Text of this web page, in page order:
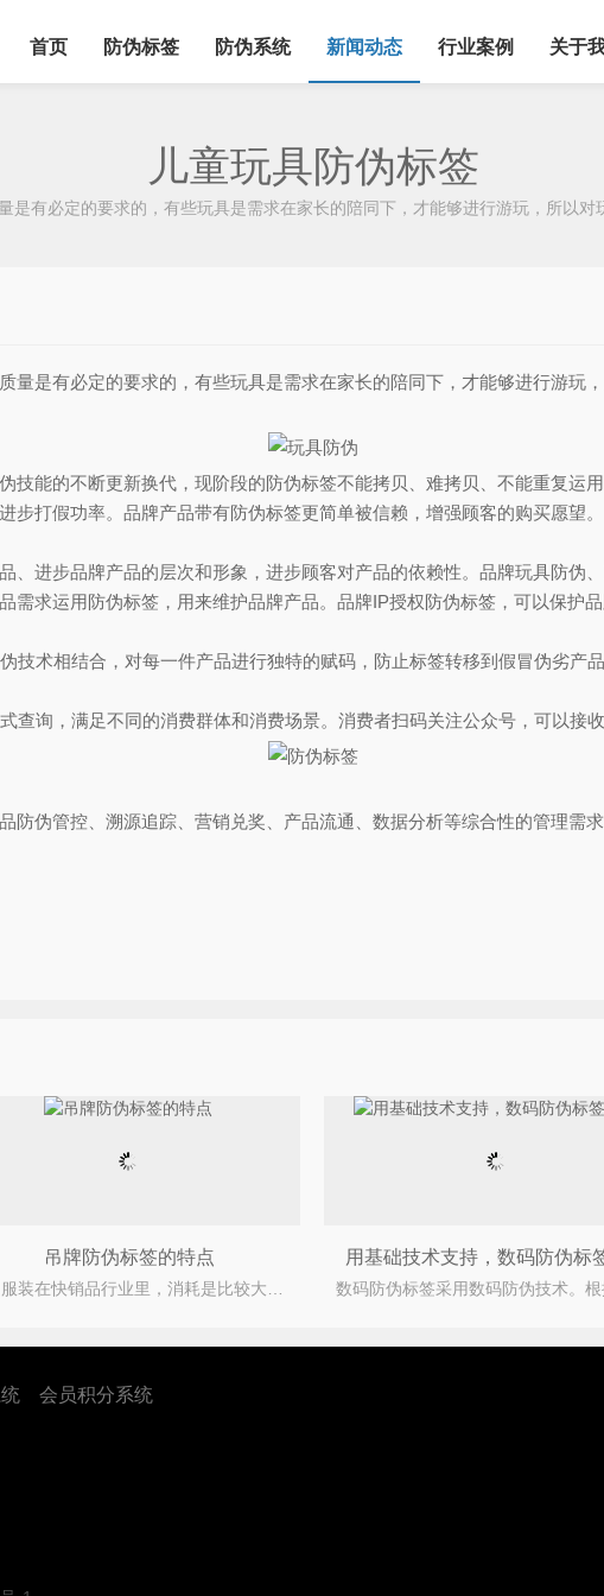
首页 防伪标签 防伪系统 新闻动态 行业案例 关于
儿童玩具防伪标签
有必定的要求的，有些玩具是需求在家长的陪同下，才能够进行游玩，所以对
是有必定的要求的，有些玩具是需求在家长的陪同下，才能够进行游玩
技能的不断更新换代，现阶段的防伪标签不能拷贝、难拷贝、不能重复运
打假功率。品牌产品带有防伪标签更简单被信赖，增强顾客的购买愿望。
进步品牌产品的层次和形象，进步顾客对产品的依赖性。品牌玩具防伪
需求运用防伪标签，用来维护品牌产品。品牌IP授权防伪标签，可以保护品
术相结合，对每一件产品进行独特的赋码，防止标签转移到假冒伪劣产品
询，满足不同的消费群体和消费场景。消费者扫码关注公众号，可以接收
伪管控、溯源追踪、营销兑奖、产品流通、数据分析等综合性的管理需求
吊牌防伪标签的特点
服装在快销品行业里，消耗是比较大的，尤其是小朋友的衣服，女式的衣服，五花八门各式各样的，不同的品
用基础技术支持，数码防伪标
会员积分系统